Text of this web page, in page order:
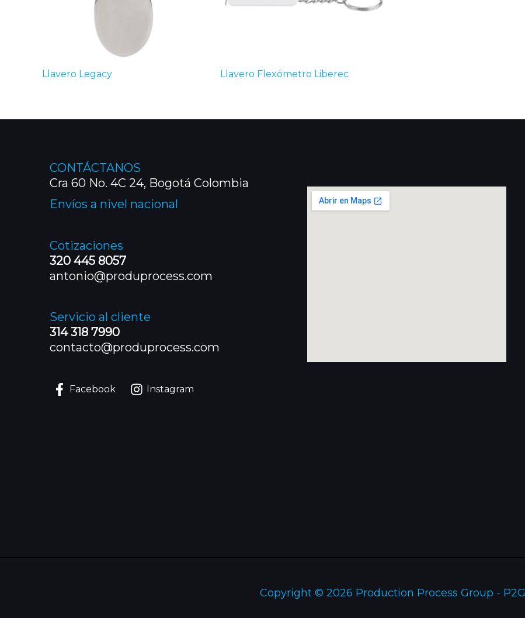
Llavero Legacy Llavero Flexómetro Liberec
CONTÁCTANOS
Cra 60 No. 4C 24, Bogotá Colombia
Envíos a nivel nacional
Cotizaciones
320 445 8057
antonio@produprocess.com
Servicio al cliente
314 318 7990
contacto@produprocess.com
Facebook Instagram
Copyright © 2026 Production Process Group - P2G